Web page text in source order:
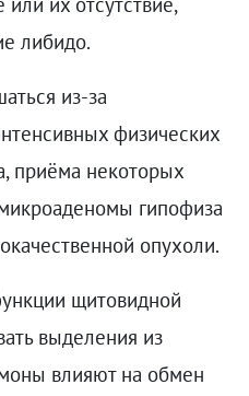
либидо.
из-за
физических
приёма некоторых
гипофиза
опухоли.
щитовидной
выделения из
влияют на обмен